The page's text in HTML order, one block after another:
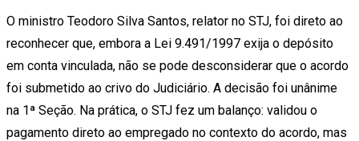
O ministro Teodoro Silva Santos, relator no STJ, foi direto ao
reconhecer que, embora a Lei 9.491/1997 exija o depósito
em conta vinculada, não se pode desconsiderar que o acordo
foi submetido ao crivo do Judiciário. A decisão foi unânime
na 1ª Seção. Na prática, o STJ fez um balanço: validou o
pagamento direto ao empregado no contexto do acordo, mas